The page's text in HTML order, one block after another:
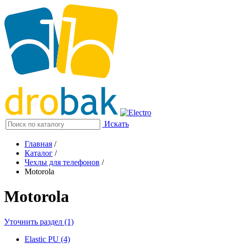
Искать
Главная /
Каталог /
Чехлы для телефонов /
Motorola
Motorola
Уточнить раздел (1)
Elastic PU (4)